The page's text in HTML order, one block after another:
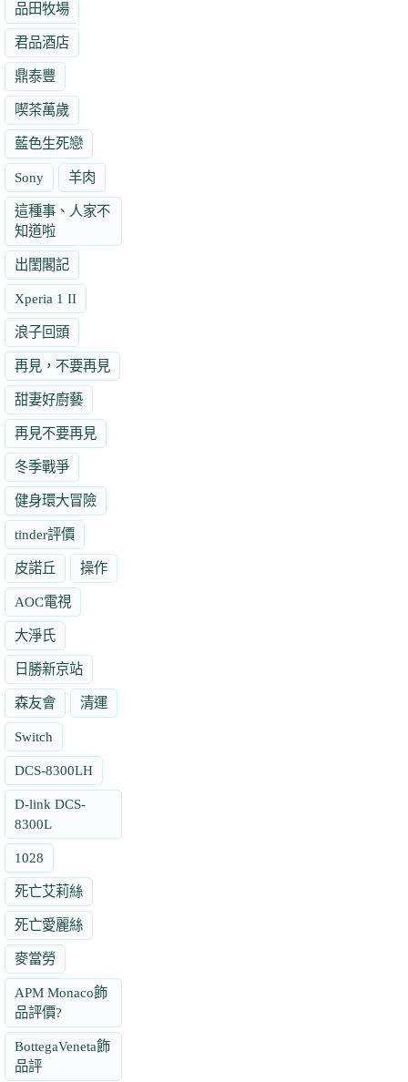
品田牧場
君品酒店
鼎泰豐
喫茶萬歲
藍色生死戀
Sony 羊肉
這種事、人家不
知道啦
出閨閣記
Xperia 1 II
浪子回頭
再見，不要再見
甜妻好廚藝
再見不要再見
冬季戰爭
健身環大冒險
tinder評價
皮諾丘 操作
AOC電視
大淨氏
日勝新京站
森友會 清運
Switch
DCS-8300LH
D-link DCS-
8300L
1028
死亡艾莉絲
死亡愛麗絲
麥當勞
APM Monaco飾
品評價?
BottegaVeneta飾
品評